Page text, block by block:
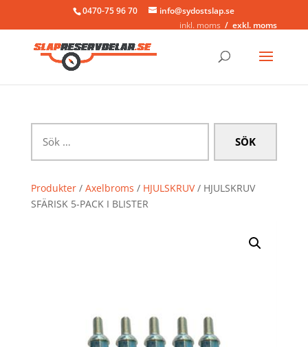
0470-75 96 70
info@sydostslap.se
inkl. moms
exkl. moms
efter:
Produkter/ Axelbroms / HJULSKRUV/ HJULSKRUV
SFÄRISK 5-PACK I BLISTER